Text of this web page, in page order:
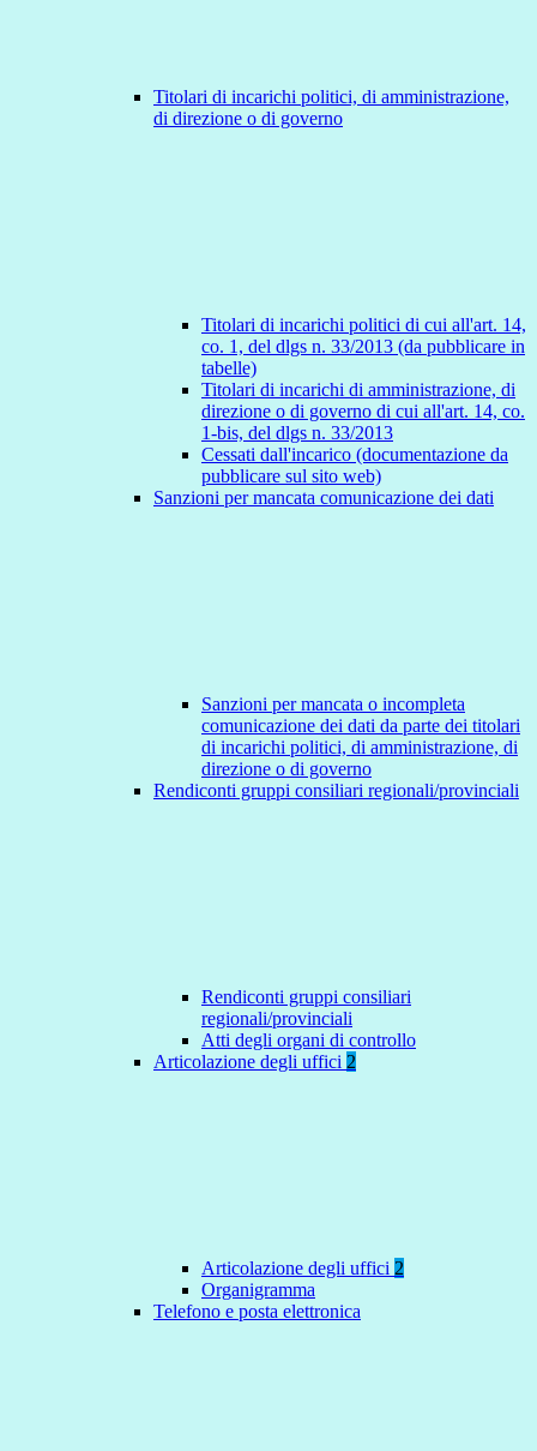
Titolari di incarichi politici, di amministrazione,
di direzione o di governo
Titolari di incarichi politici di cui all'art. 14,
co. 1, del dlgs n. 33/2013 (da pubblicare in
tabelle)
Titolari di incarichi di amministrazione, di
direzione o di governo di cui all'art. 14, co.
1-bis, del dlgs n. 33/2013
Cessati dall'incarico (documentazione da
pubblicare sul sito web)
Sanzioni per mancata comunicazione dei dati
Sanzioni per mancata o incompleta
comunicazione dei dati da parte dei titolari
di incarichi politici, di amministrazione, di
direzione o di governo
Rendiconti gruppi consiliari regionali/provinciali
Rendiconti gruppi consiliari
regionali/provinciali
Atti degli organi di controllo
Articolazione degli uffici 2
Articolazione degli uffici 2
Organigramma
Telefono e posta elettronica